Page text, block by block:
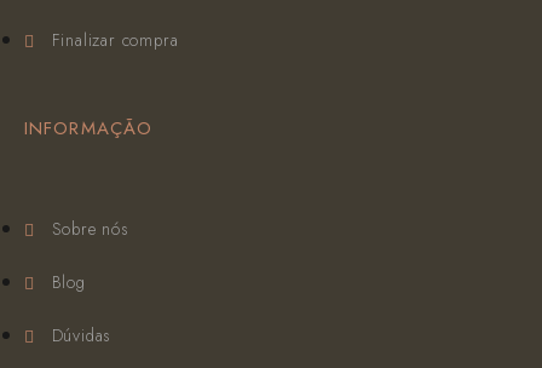
Finalizar compra
INFORMAÇÃO
Sobre nós
Blog
Dúvidas